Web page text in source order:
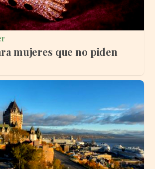
mujeres que no piden